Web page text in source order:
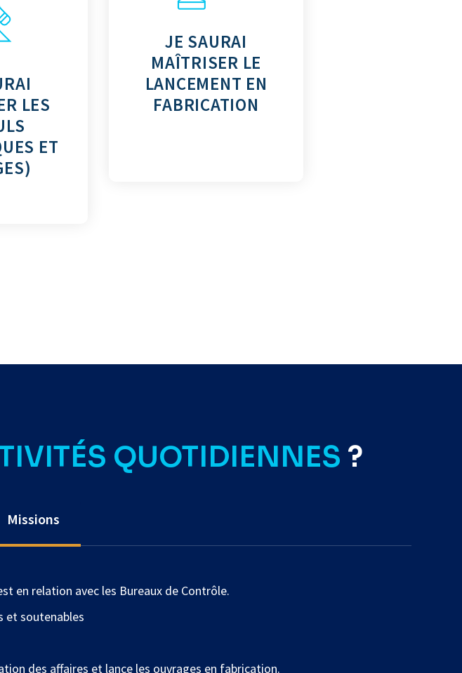
LES
ET
JE SAURAI
MAÎTRISER LE
LANCEMENT EN
FABRICATION
QUOTIDIENNES ?
Missions
en relation avec les Bureaux de Contrôle.
et soutenables
des affaires et lance les ouvrages en fabrication.